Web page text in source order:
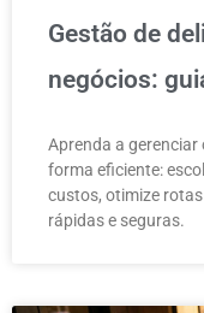
Gestão de
negócios:
Aprenda a gerenciar
forma eficiente:
custos, otimize
rápidas e seguras.